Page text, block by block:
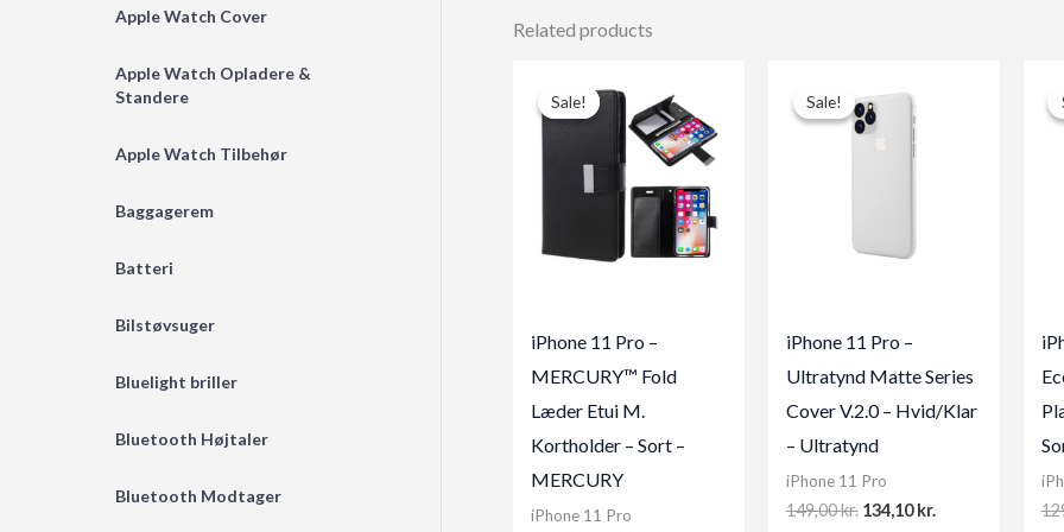
Apple Watch Cover
Apple Watch Opladere &
Standere
Apple Watch Tilbehør
Baggagerem
Batteri
Bilstøvsuger
Bluelight briller
Bluetooth Højtaler
Bluetooth Modtager
Related products
Sale!
Sale!
iPhone 11 Pro –
MERCURY™ Fold
Læder Etui M.
Kortholder – Sort –
MERCURY
iPhone 11 Pro
Sale!
Sale!
iPhone 11 Pro –
Ultratynd Matte Series
Cover V.2.0 – Hvid/Klar
– Ultratynd
iPhone 11 Pro
149,00kr. Original
134,10kr.